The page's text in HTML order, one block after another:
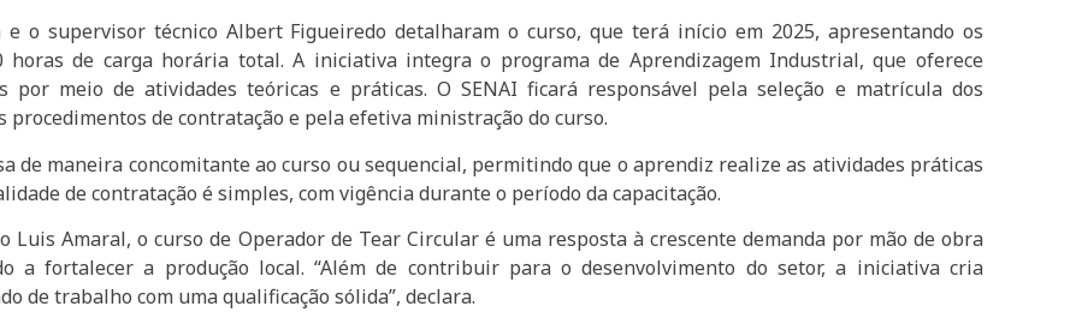
o supervisor técnico Albert Figueiredo detalharam o curso, que terá início em 2025, apresentando os
horas de carga horária total. A iniciativa integra o programa de Aprendizagem Industrial, que oferece
por meio de atividades teóricas e práticas. O SENAI ficará responsável pela seleção e matrícula dos
de contratação e pela efetiva ministração do curso.
de maneira concomitante ao curso ou sequencial, permitindo que o aprendiz realize as atividades práticas
de contratação é simples, com vigência durante o período da capacitação.
Luis Amaral, o curso de Operador de Tear Circular é uma resposta à crescente demanda por mão de obra
a fortalecer a produção local. “Além de contribuir para o desenvolvimento do setor, a iniciativa cria
de trabalho com uma qualificação sólida”, declara.